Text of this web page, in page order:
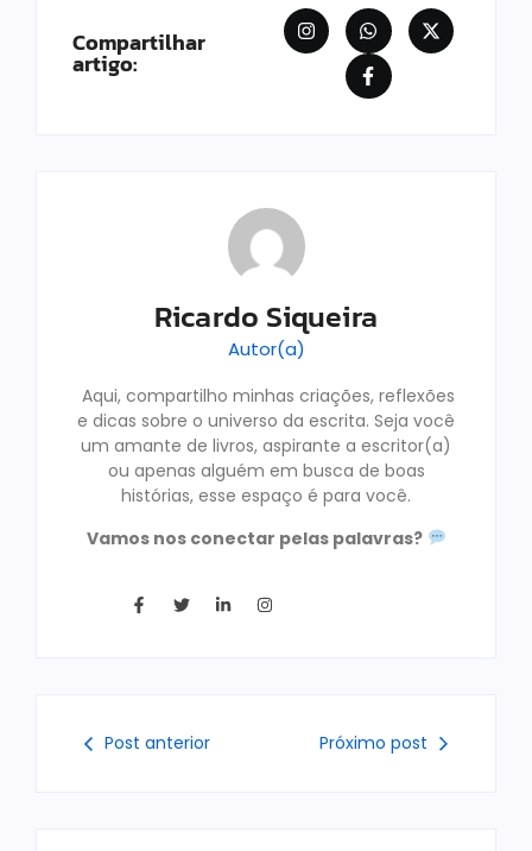
Compartilhar
artigo:
Ricardo Siqueira
Autor(a)
Aqui, compartilho minhas criações, reflexões
e dicas sobre o universo da escrita. Seja você
um amante de livros, aspirante a escritor(a)
ou apenas alguém em busca de boas
histórias, esse espaço é para você.
Vamos nos conectar pelas palavras?
Post anterior Próximo post